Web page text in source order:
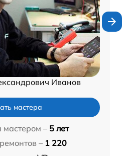
Иванов
мастера
– 5 лет
– 1 220